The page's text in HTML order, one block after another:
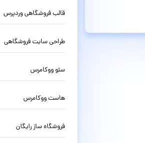
قالب فروشگاهی وردپرس
طراحی سایت فروشگاهی
سئو ووکامرس
هاست ووکامرس
فروشگاه ساز رایگان